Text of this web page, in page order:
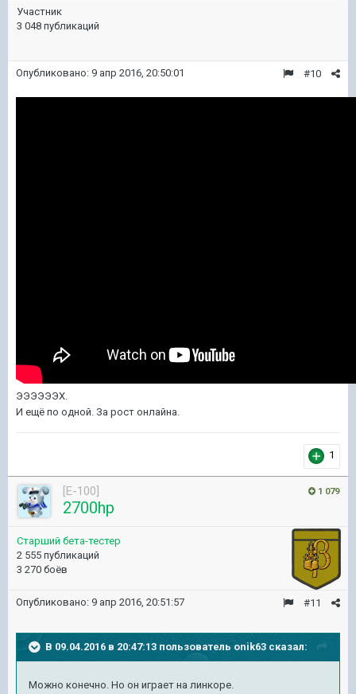
Участник
3 048 публикаций
#10
Опубликовано: 9 апр 2016, 20:50:01
ЭЭЭЭЭЭХ.
И ещё по одной. За рост онлайна.
1
1 079
[E-100]
2700hp
Старший бета-тестер
2 555 публикаций
3 270 боёв
#11
Опубликовано: 9 апр 2016, 20:51:57
В 09.04.2016 в 20:47:13 пользователь onik63 сказал:
Можно конечно. Но он играет на линкоре.